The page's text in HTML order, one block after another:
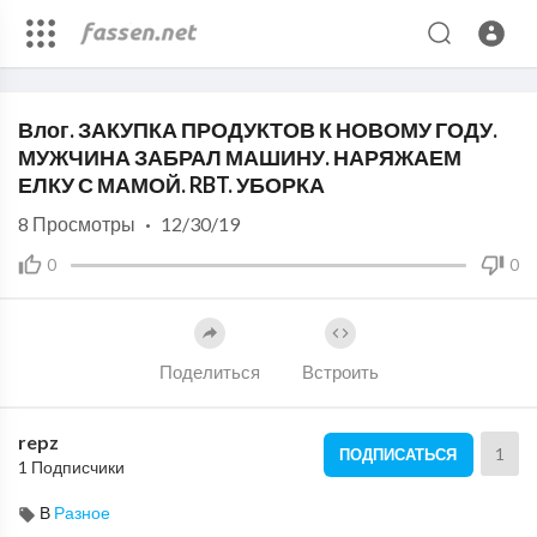
Download File: https://www.youtube.com/watch?v=fTfgThXWbgY
Влог. ЗАКУПКА ПРОДУКТОВ К НОВОМУ ГОДУ.
МУЖЧИНА ЗАБРАЛ МАШИНУ. НАРЯЖАЕМ
ЕЛКУ С МАМОЙ. RBT. УБОРКА
0 0
8 Просмотры · 12/30/19
Поделиться Встроить
repz
1 Подписчики
ПОДПИСАТЬСЯ 1
В Разное